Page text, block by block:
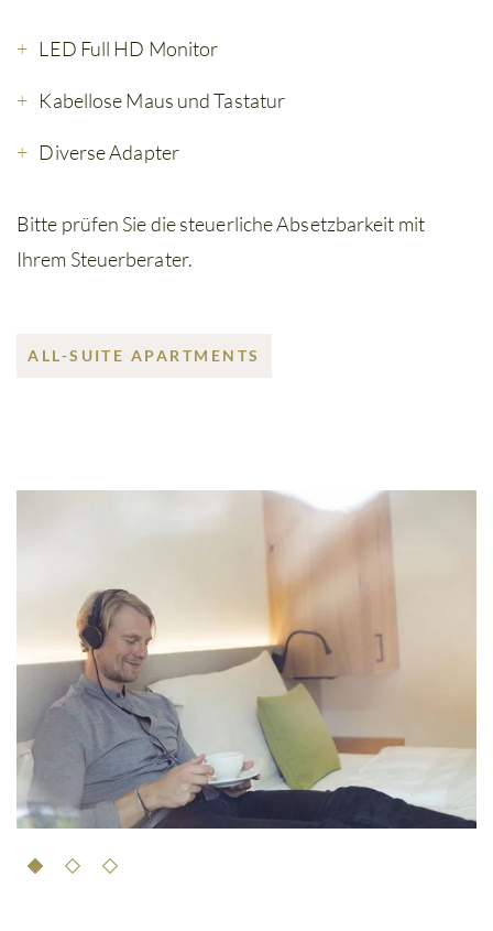
LED Full HD Monitor
Kabellose Maus und Tastatur
Diverse Adapter
Bitte prüfen Sie die steuerliche Absetzbarkeit mit
Ihrem Steuerberater.
ALL-SUITE APARTMENTS